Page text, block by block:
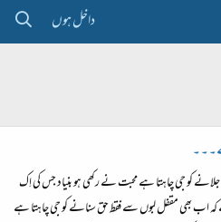
داخل ہوں
کو جی چاہتا ہے محبت نے رکھی ہو بنیاد جس کی اِک
اب بھی مقفل لبوں‌ سے فقط حق سنانے کو جی چاہتا ہے